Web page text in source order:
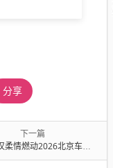
分享
下一篇
北京车展 全新坦克700领衔定义全域豪华标杆